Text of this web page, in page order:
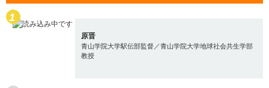
原晋
青山学院大学駅伝部監督／青山学院大学地球社会共生学部
教授